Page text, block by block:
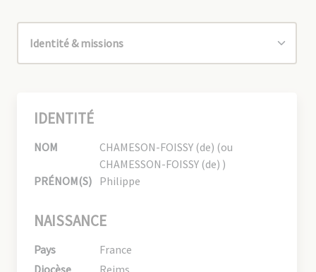
IDENTITÉ
NOM
CHAMESON-FOISSY (de) (ou
CHAMESSON-FOISSY (de) )
PRÉNOM(S) Philippe
NAISSANCE
Pays
France
Diocèse
Reims